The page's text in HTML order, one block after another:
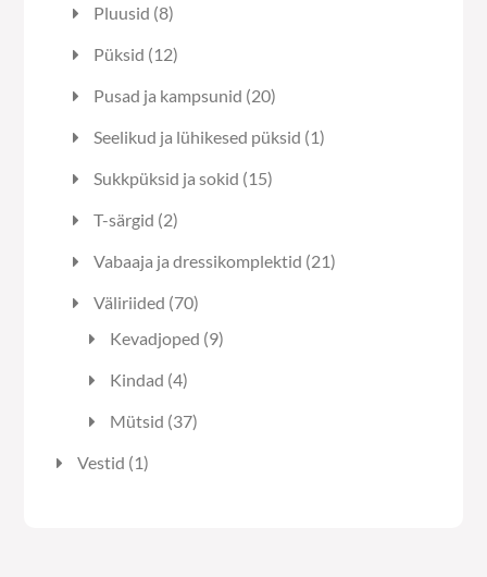
Pluusid 88
Püksid 1212
Pusad ja kampsunid 2020
toodet
Seelikud ja lühikesed püksid 11
Sukkpüksid ja sokid 1515
T-särgid 22
Vabaaja ja dressikomplektid 2121
Väliriided 7070
toodet
Kevadjoped 99
Kindad 44
Mütsid 3737
Vestid 11